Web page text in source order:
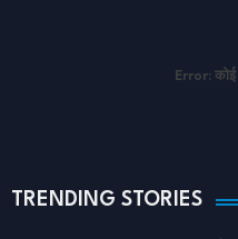
Error: कोई
TRENDING STORIES